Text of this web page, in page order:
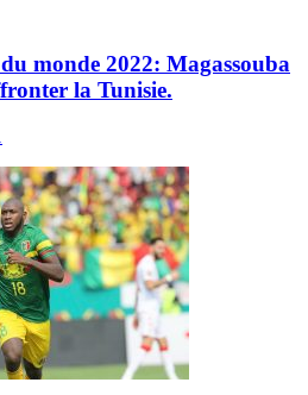
monde 2022: Magassouba
la Tunisie.